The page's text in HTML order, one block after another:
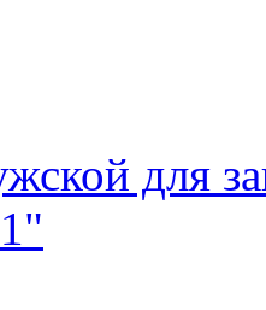
для